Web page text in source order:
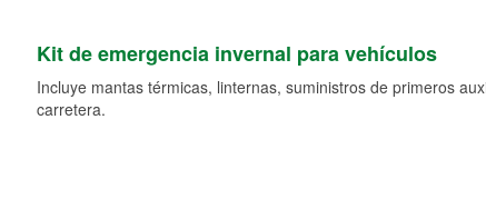
Kit de emergencia invernal para vehículos
Incluye mantas térmicas, linternas, suministros de primeros
carretera.